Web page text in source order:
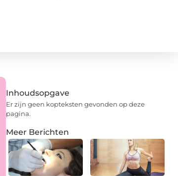
Inhoudsopgave
Er zijn geen kopteksten gevonden op deze
pagina.
Meer Berichten